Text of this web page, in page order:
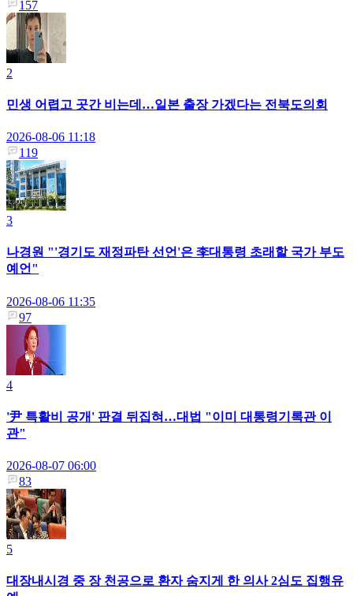
157
2
민생 어렵고 곳간 비는데…일본 출장 가겠다는 전북도의회
2026-08-06 11:18
119
3
나경원 "'경기도 재정파탄 선언'은 李대통령 초래할 국가 부도
예언"
2026-08-06 11:35
97
4
'尹 특활비 공개' 판결 뒤집혀…대법 "이미 대통령기록관 이
관"
2026-08-07 06:00
83
5
대장내시경 중 장 천공으로 환자 숨지게 한 의사 2심도 집행유